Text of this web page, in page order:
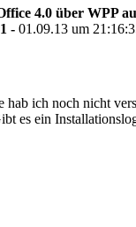
4.0 über WPP
- 01.09.13 um
hab ich noch nicht
es ein